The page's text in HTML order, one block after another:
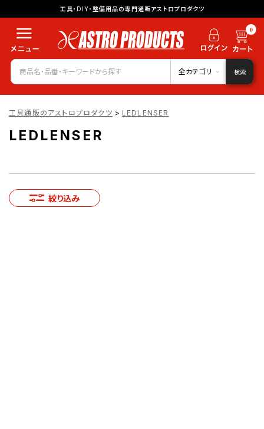
工具・DIY・整備用品の専門通販アストロプロダクツ
0
全カテゴリ 検索
工具通販のアストロプロダクツ > LEDLENSER
LEDLENSER
絞り込み